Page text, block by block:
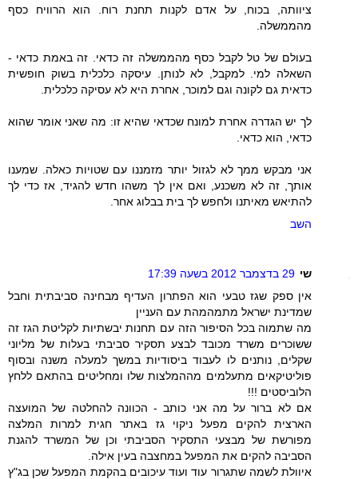
ציוותה, בכוח, על אדם לקנות תחנת רוח. הוא הרוויח כסף
מהממשלה.
בעולם של טל לקבל כסף מהממשלה זה כדאי. זה באמת כדאי -
השאלה למי. למקבל, לא לנותן. עיסקה כלכלית בשוק חופשית
כדאית גם לקונה וגם למוכר, אחרת היא לא עסיקה כלכלית.
לך יש הגדרה אחרת למונח שכדאי שהיא זו: מה שאני אומר שהוא
כדאי, הוא כדאי.
אני מבקש ממך לא לגזול יותר מזמננו עם שטויות כאלה. שמענו
אותך, זה לא משכנע, ואם אין לך משהו חדש להגיד, אז כדי לך
להתיאש מאיתנו ולחפש לך בית בבלוג אחר.
השב
שי 29 בדצמבר 2012 בשעה 17:39
אין ספק שגז טבעי הוא הפתרון העדיף מבחינה סביבתית וחבל
שמדינת ישראל מתמהמהת עם העניין
מה שתמוה בכל הסיפור הזה עם תחנות יבשתיות לקליטת הגז זה
ששוכרים משרד מכובד לבצע תסקיר סביבתי בעלות של מליוני
שקלים, נותנים לו לעבוד ביסודיות במשך למעלה משנה ובסוף
פוליטיקאים מתעלמים מההמלצות שלו ומחליטים בהתאם ללחץ
הלוביסטים !!!
אם לא ברור על מה אני כותב - הכוונה להחלטה של המועצה
הארצית להקים מפעל ניקוי גז באתר חגית למרות המלצה
מפורשת של מבצעי התסקיר הסביבתי וכן של המשרד להגנת
הסביבה להקים את המפעל במחצבה בעין אילה.
איוולת לשמה שתגרור עוד ועוד עיכובים בהקמת המפעל שכן בג"ץ